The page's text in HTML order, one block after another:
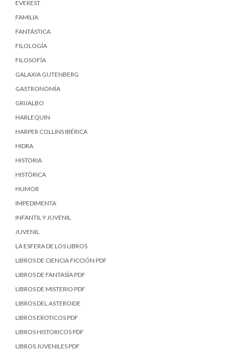
EVEREST
FAMILIA
FANTÁSTICA
FILOLOGÍA
FILOSOFÍA
GALAXIA GUTENBERG
GASTRONOMÍA
GRIJALBO
HARLEQUIN
HARPER COLLINS IBÉRICA
HIDRA
HISTORIA
HISTÓRICA
HUMOR
IMPEDIMENTA
INFANTIL Y JUVENIL
JUVENIL
LA ESFERA DE LOS LIBROS
LIBROS DE CIENCIA FICCIÓN PDF
LIBROS DE FANTASÍA PDF
LIBROS DE MISTERIO PDF
LIBROS DEL ASTEROIDE
LIBROS EROTICOS PDF
LIBROS HISTORICOS PDF
LIBROS JUVENILES PDF